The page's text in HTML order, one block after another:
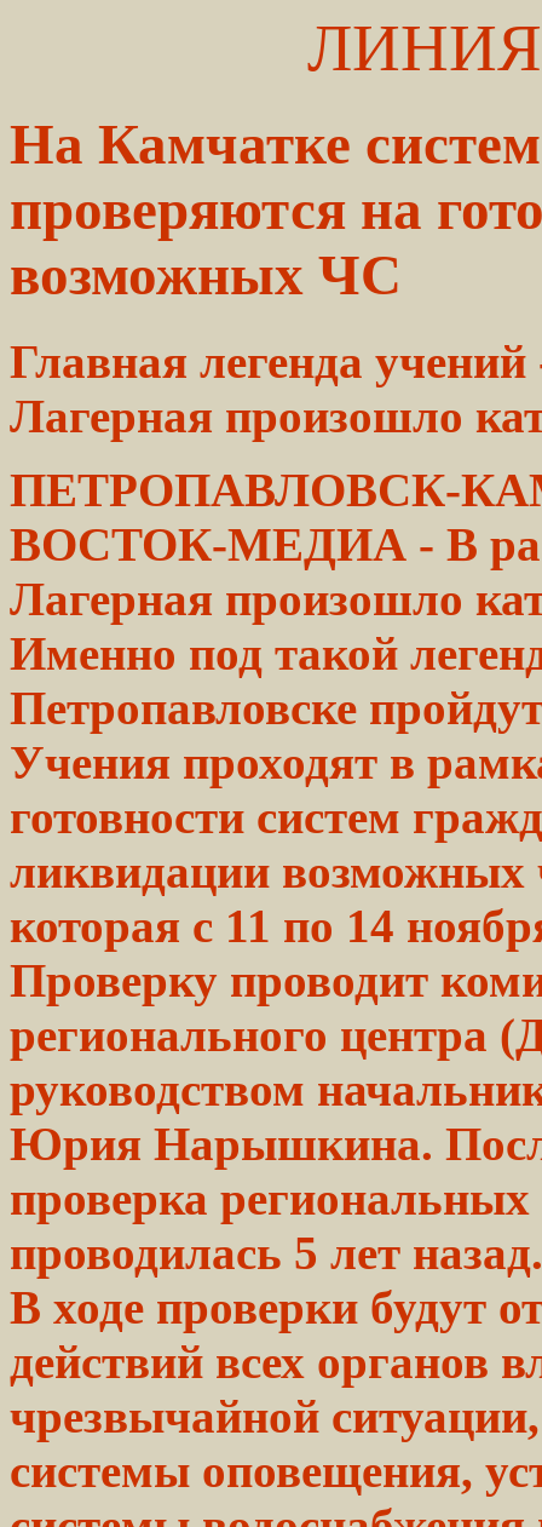
На Камчатке
проверяются на
возможных ЧС
Главная легенда
Лагерная произошло
ПЕТРОПАВЛОВСК-
ВОСТОК-МЕДИА - В
Лагерная произошло
Именно под такой
Петропавловске
Учения проходят в
готовности систем
ликвидации возможных
которая с 11 по 14
Проверку проводит
регионального
руководством
Юрия Нарышкина.
проверка
проводилась 5 лет назад.
В ходе проверки будут
действий всех органов
чрезвычайной ситуации,
системы оповещения,